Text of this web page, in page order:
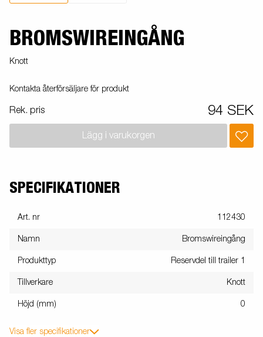
BROMSWIREINGÅNG
Knott
Kontakta återförsäljare för produkt
Rek. pris 94 SEK
Lägg i varukorgen
SPECIFIKATIONER
Art. nr 112430
Namn Bromswireingång
Produkttyp Reservdel till trailer 1
Tillverkare Knott
Höjd (mm) 0
Visa fler specifikationer